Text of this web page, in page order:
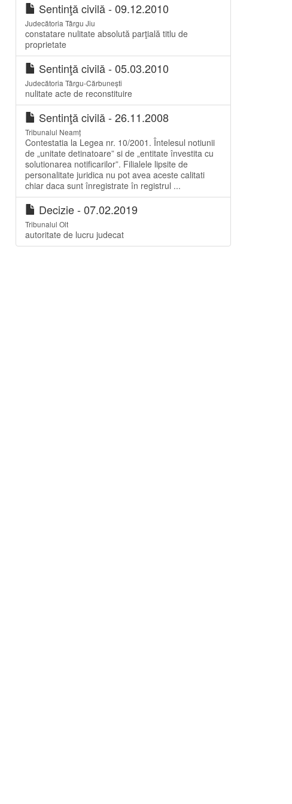
Sentinţă civilă - 09.12.2010
Judecătoria Târgu Jiu
constatare nulitate absolută parţială titlu de
proprietate
Sentinţă civilă - 05.03.2010
Judecătoria Târgu-Cărbunești
nulitate acte de reconstituire
Sentinţă civilă - 26.11.2008
Tribunalul Neamț
Contestatia la Legea nr. 10/2001. Întelesul notiunii
de „unitate detinatoare” si de „entitate învestita cu
solutionarea notificarilor”. Filialele lipsite de
personalitate juridica nu pot avea aceste calitati
chiar daca sunt înregistrate în registrul ...
Decizie - 07.02.2019
Tribunalul Olt
autoritate de lucru judecat